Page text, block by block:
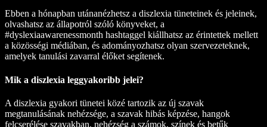
Ebben a hónapban utánanézhetsz a diszlexia tüneteinek és jeleinek,
olvashatsz az állapotról szóló könyveket, a
#dyslexiaawarenessmonth hashtaggel kiállhatsz az érintettek mellett
a közösségi médiában, és adományozhatsz olyan szervezeteknek,
amelyek tanulási zavarral élőket segítenek.
Mik a diszlexia leggyakoribb jelei?
A diszlexia gyakori tünetei közé tartozik az új szavak
megtanulásának nehézsége, a szavak hibás képzése, hangok
felcserélése szavakban, nehézség a számok, színek és betűk